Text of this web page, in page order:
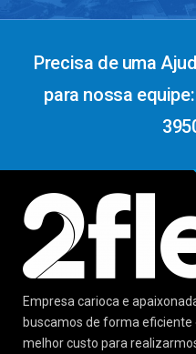
Precisa de uma
para nossa
Empresa carioca e
buscamos de forma
melhor custo para